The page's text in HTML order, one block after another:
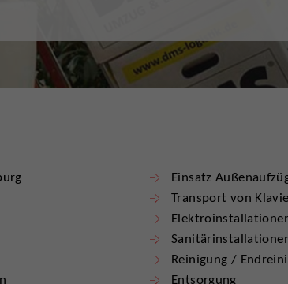
Einsatz
Transport von
Reinigung /
Entsorgung